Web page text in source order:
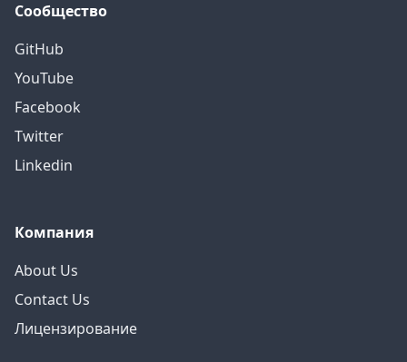
Сообщество
GitHub
YouTube
Facebook
Twitter
Linkedin
Компания
About Us
Contact Us
Лицензирование